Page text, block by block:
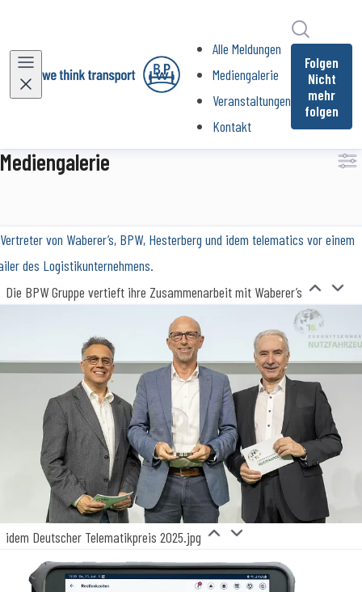
Alle Meldungen
Mediengalerie
Veranstaltungen
Kontakt
Folgen
Nicht
mehr
folgen
Mediengalerie
Die BPW Gruppe vertieft ihre Zusammenarbeit mit Waberer’s
idem Deutscher Telematikpreis 2025.jpg